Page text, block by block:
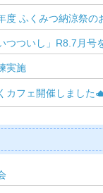
度 ふくみつ納涼祭の
つついし」R8.7月号
実施
カフェ開催しました